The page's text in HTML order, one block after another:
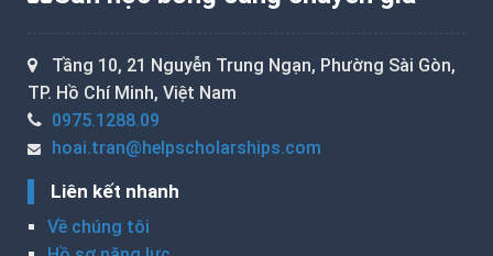
Tầng 10, 21 Nguyễn Trung Ngạn, Phường Sài Gòn,
TP. Hồ Chí Minh, Việt Nam
0975.1288.09
hoai.tran@helpscholarships.com
Liên kết nhanh
Về chúng tôi